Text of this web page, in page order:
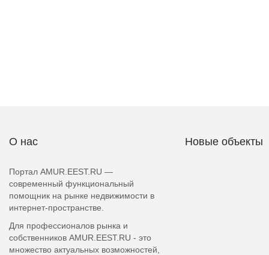
О нас
Портал AMUR.EEST.RU —
современный функциональный
помощник на рынке недвижимости в
интернет-пространстве.
Для профессионалов рынка и
собственников AMUR.EEST.RU - это
множество актуальных возможностей,
Новые объекты